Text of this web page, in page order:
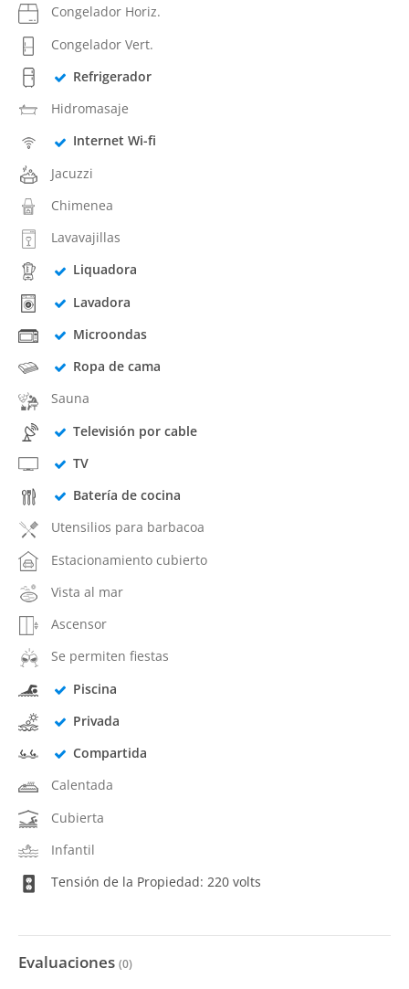
Congelador Horiz.
Congelador Vert.
Refrigerador
Hidromasaje
Internet Wi-fi
Jacuzzi
Chimenea
Lavavajillas
Liquadora
Lavadora
Microondas
Ropa de cama
Sauna
Televisión por cable
TV
Batería de cocina
Utensilios para barbacoa
Estacionamiento cubierto
Vista al mar
Ascensor
Se permiten fiestas
Piscina
Privada
Compartida
Calentada
Cubierta
Infantil
Tensión de la Propiedad: 220 volts
Evaluaciones (0)